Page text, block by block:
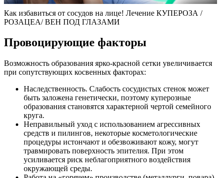
Как избавиться от сосудов на лице! Лечение КУПЕРОЗА /
РОЗАЦЕА/ ВЕН ПОД ГЛАЗАМИ
Провоцирующие факторы
Возможность образования ярко-красной сетки увеличивается
при сопутствующих косвенных факторах:
Наследственность. Слабость сосудистых стенок может
быть заложена генетически, поэтому куперозные
образования становятся характерной чертой семейного
круга.
Неправильный уход с использованием агрессивных
средств и пилингов, некоторые косметологические
процедуры истончают и обезвоживают кожу, могут
травмировать поверхность эпителия. При этом
усиливается риск неблагоприятного воздействия
окружающей среды.